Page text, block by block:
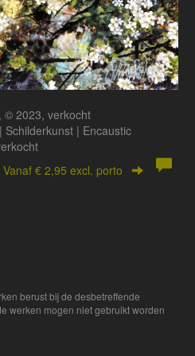
© 2023, verkocht
Schilderkunst | Encaustic
Vanaf € 2,95 excl. porto
berust bij de desbetreffende
werken mogen niet gebruikt worden